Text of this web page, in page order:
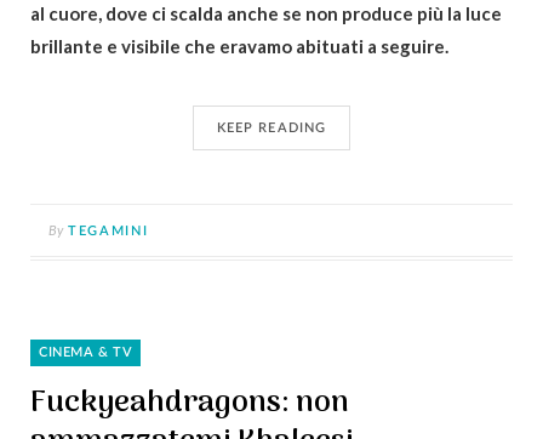
al cuore, dove ci scalda anche se non produce più la luce
brillante e visibile che eravamo abituati a seguire.
KEEP READING
By TEGAMINI
CINEMA & TV
Fuckyeahdragons: non